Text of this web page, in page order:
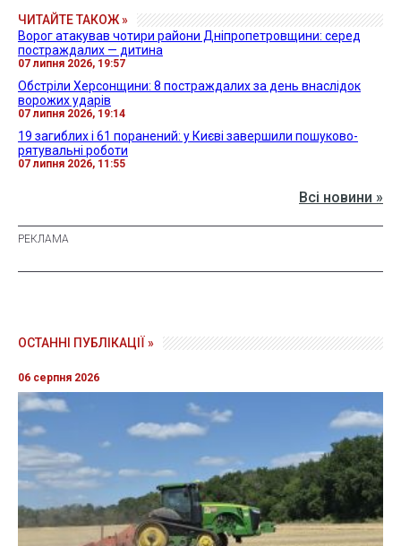
ЧИТАЙТЕ ТАКОЖ »
Ворог атакував чотири райони Дніпропетровщини: серед
постраждалих — дитина
07 липня 2026, 19:57
Обстріли Херсонщини: 8 постраждалих за день внаслідок
ворожих ударів
07 липня 2026, 19:14
19 загиблих і 61 поранений: у Києві завершили пошуково-
рятувальні роботи
07 липня 2026, 11:55
Всі новини »
ОСТАННІ ПУБЛІКАЦІЇ »
06 серпня 2026